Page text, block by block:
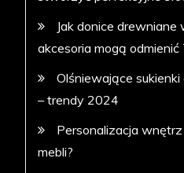
Jak donice
akcesoria mogą odmienić
Olśniewające
– trendy 2024
Personalizacja wnętrz
mebli?